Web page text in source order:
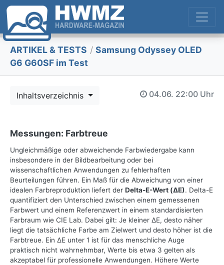
ARTIKEL & TESTS / Samsung Odyssey OLED
G6 G60SF im Test
Inhaltsverzeichnis 04.06. 22:00 Uhr
Messungen: Farbtreue
Ungleichmäßige oder abweichende Farbwiedergabe kann
insbesondere in der Bildbearbeitung oder bei
wissenschaftlichen Anwendungen zu fehlerhaften
Beurteilungen führen. Ein Maß für die Abweichung von einer
idealen Farbreproduktion liefert der Delta-E-Wert (ΔE). Delta-E
quantifiziert den Unterschied zwischen einem gemessenen
Farbwert und einem Referenzwert in einem standardisierten
Farbraum wie CIE Lab. Dabei gilt: Je kleiner ΔE, desto näher
liegt die tatsächliche Farbe am Zielwert und desto höher ist die
Farbtreue. Ein ΔE unter 1 ist für das menschliche Auge
praktisch nicht wahrnehmbar, Werte bis etwa 3 gelten als
akzeptabel für professionelle Anwendungen. Höhere Werte